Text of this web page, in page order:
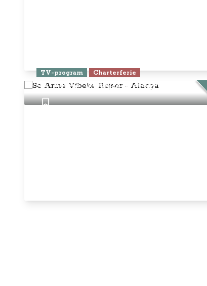
TV-program Charterferie
Se Anne Vibeke Rejser - Alanya